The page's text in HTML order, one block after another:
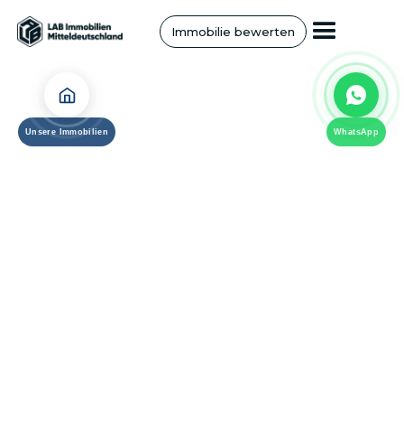
Immobilie bewerten
Unsere Immobilien WhatsApp